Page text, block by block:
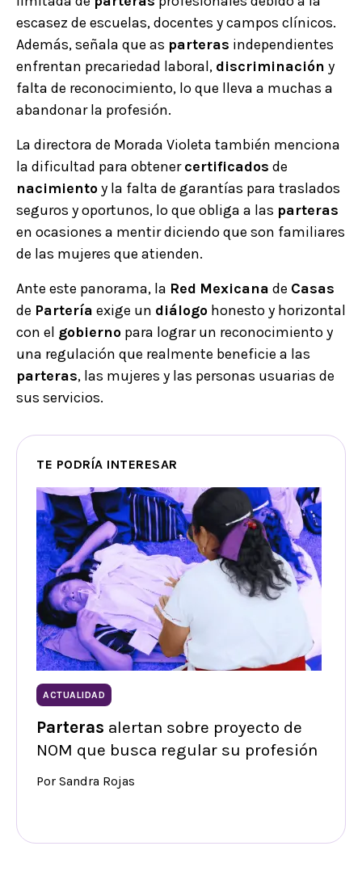
escasez de escuelas, docentes y campos clínicos.
Además, señala que as parteras independientes
enfrentan precariedad laboral, discriminación y
falta de reconocimiento, lo que lleva a muchas a
abandonar la profesión.
La directora de Morada Violeta también menciona
la dificultad para obtenercertificados de
nacimientoy la falta de garantías para traslados
seguros y oportunos, lo que obliga a las parteras
en ocasiones a mentir diciendo que son familiares
de las mujeres que atienden.
Ante este panorama, la Red Mexicana de Casas
de Partería exige un diálogo honesto y horizontal
con el gobierno para lograr un reconocimiento y
una regulación que realmente beneficie a las
parteras, las mujeres y las personas usuarias de
sus servicios.
TE PODRÍA INTERESAR
ACTUALIDAD
Parteras alertan sobre proyecto de
NOM que busca regular su profesión
Por Sandra Rojas